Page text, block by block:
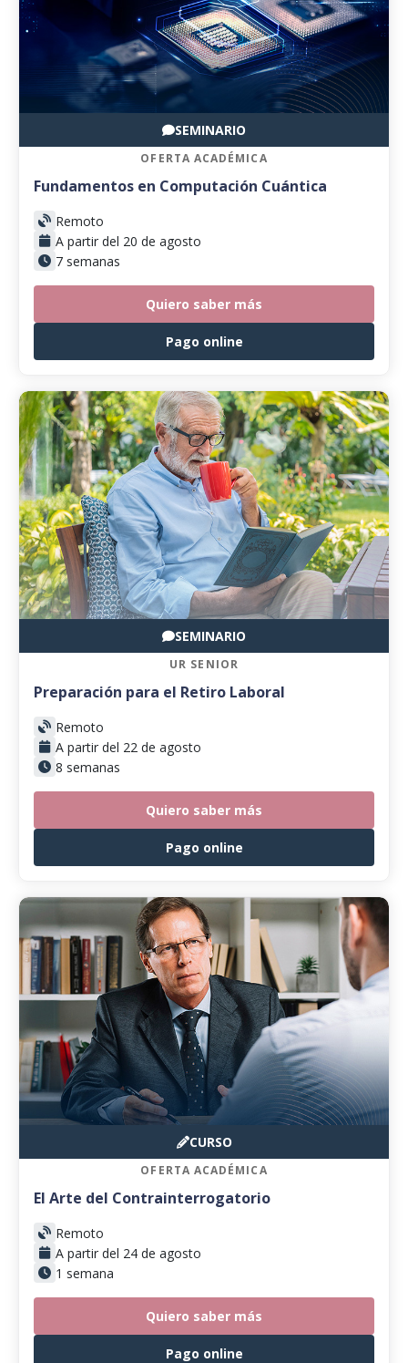
SEMINARIO
OFERTA ACADÉMICA
Fundamentos en Computación Cuántica
Remoto
A partir del 20 de agosto
7 semanas
Quiero saber más
Pago online
SEMINARIO
UR SENIOR
Preparación para el Retiro Laboral
Remoto
A partir del 22 de agosto
8 semanas
Quiero saber más
Pago online
CURSO
OFERTA ACADÉMICA
El Arte del Contrainterrogatorio
Remoto
A partir del 24 de agosto
1 semana
Quiero saber más
Pago online